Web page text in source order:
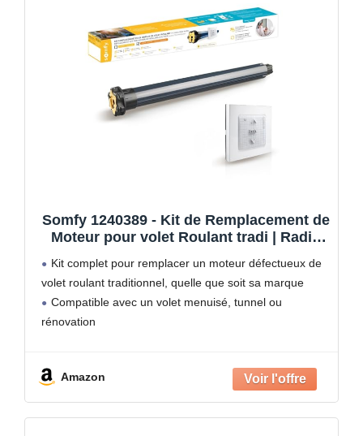
Somfy 1240389 - Kit de Remplacement de
Moteur pour volet Roulant tradi | Radio
Kit complet pour remplacer un moteur défectueux de
volet roulant traditionnel, quelle que soit sa marque
Compatible avec un volet menuisé, tunnel ou
rénovation
programmation à
Amazon